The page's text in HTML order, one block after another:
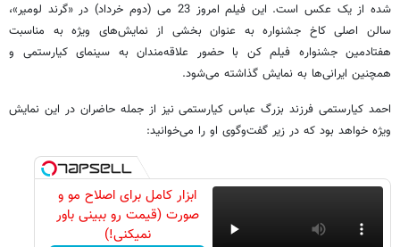
شده از یک عکس است. این فیلم امروز 23 می (دوم خرداد) در «گرند لومیر»،
سالن اصلی کاخ جشنواره به عنوان بخشی از نمایش‌های ویژه به مناسبت
هفتادمین جشنواره فیلم کن با حضور علاقه‌مندان به سینمای کیارستمی و
همچنین ایرانی‌ها به نمایش گذاشته می‌شود.
احمد کیارستمی فرزند بزرگ عباس کیارستمی نیز از جمله حاضران در این نمایش
ویژه خواهد بود که در زیر گفت‌وگوی او را می‌خوانید:
ابزار کامل برای اصلاح مو و
صورت (قیمت رو ببینی باور
نمیکنی!)